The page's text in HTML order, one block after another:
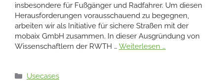
insbesondere für Fußgänger und Radfahrer. Um diesen
Herausforderungen vorausschauend zu begegnen,
arbeiten wir als Initiative für sichere Straßen mit der
mobaix GmbH zusammen. In dieser Ausgründung von
Wissenschaftlern der RWTH … Weiterlesen …
Kategorien
Usecases